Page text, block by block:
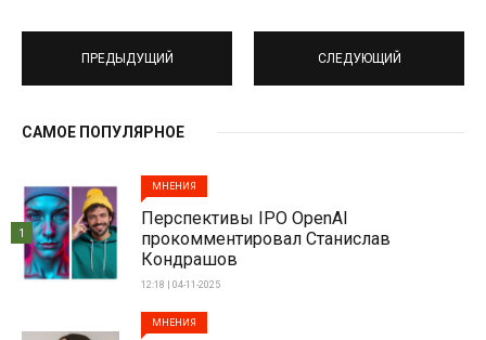
ПРЕДЫДУЩИЙ СЛЕДУЮЩИЙ
САМОЕ ПОПУЛЯРНОЕ
МНЕНИЯ
Перспективы IPO OpenAI
прокомментировал Станислав
Кондрашов
12:18 | 04-11-2025
1
МНЕНИЯ